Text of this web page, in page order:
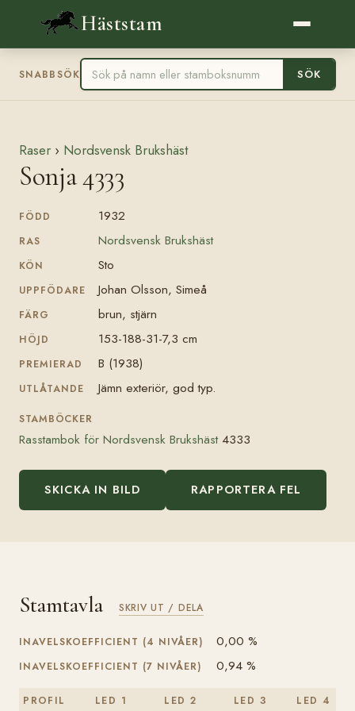
Häststam
SNABBSÖK SÖK
Raser › Nordsvensk Brukshäst
Sonja 4333
FÖDD 1932
RAS Nordsvensk Brukshäst
KÖN Sto
UPPFÖDARE Johan Olsson, Simeå
FÄRG brun, stjärn
HÖJD 153-188-31-7,3 cm
PREMIERAD B (1938)
UTLÅTANDE Jämn exteriör, god typ.
STAMBÖCKER
Rasstambok för Nordsvensk Brukshäst4333
SKICKA IN BILD RAPPORTERA FEL
Stamtavla SKRIV UT / DELA
INAVELSKOEFFICIENT (4 NIVÅER) 0,00 %
INAVELSKOEFFICIENT (7 NIVÅER) 0,94 %
PROFIL LED 1 LED 2 LED 3 LED 4